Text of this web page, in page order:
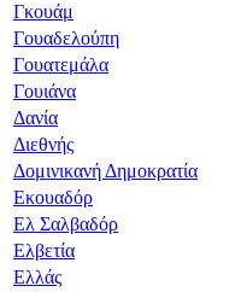
Γκουάμ
Γουαδελούπη
Γουατεμάλα
Γουιάνα
Δανία
Διεθνής
Δομινικανή Δημοκρατία
Εκουαδόρ
Ελ Σαλβαδόρ
Ελβετία
Ελλάς